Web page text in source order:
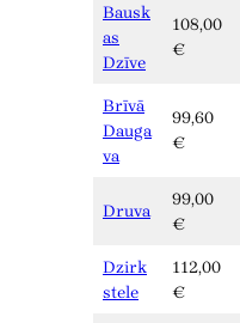
Bausk
as
Dzīve
108,00
€
Brīvā
Dauga
va
99,60
€
Druva
99,00
€
Dzirk
stele
112,00
€